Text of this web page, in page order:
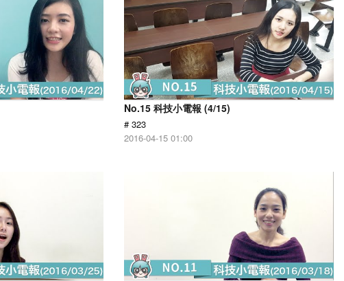
No.15 科技小電報 (4/15)
# 323
2016-04-15 01:00